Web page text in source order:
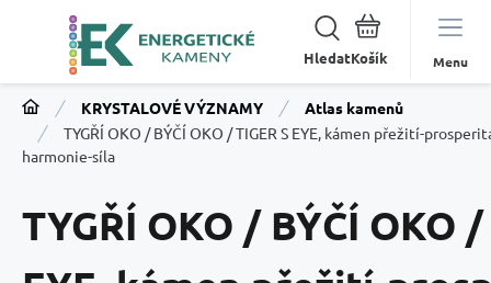
Hledat Menu
KRYSTALOVÉ VÝZNAMY
Atlas kamenů
TYGŘÍ OKO / BÝČÍ OKO / TIGER S EYE, kámen přežití-
harmonie-síla
TYGŘÍ OKO / BÝČÍ OKO /